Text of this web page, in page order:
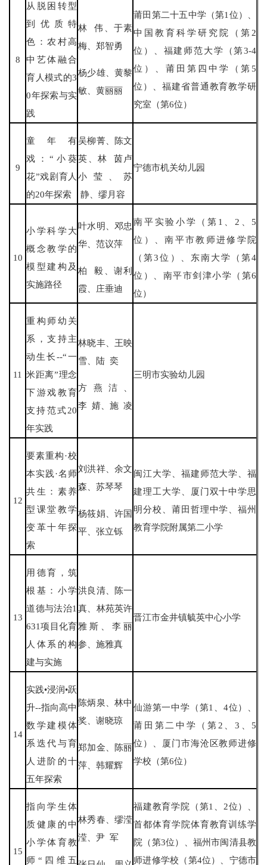
8
从脱困转型
到优质特
色：农村高
中艺体融合
育人模式的3
0年探索与实
践
林 伟、于素
梅、郑智勇
杨少雄、黄黎
敏、黄丽丽
莆田第二十五中学（第1位）、
中国教育科学研究院（第2
位）、福建师范大学（第3-4
位）、莆田第四中学（第5
位）、福建省普通教育教学研
究室（第6位）
9
童年有
戏：“小葵
花”戏剧育人
的20年探索
吴柳菁、陈文
英、林 茵卢
小莹、苏
静、缪月容
宁德市机关幼儿园
10
小学科学大
概念教学的
模型建构及
实施路径
叶水明、邓忠
华、范议萍
柏 毅、谢利
霞、庄垂迪
南平实验小学（第1、2、5
位）、南平市教师进修学院
（第3位）、东南大学（第4
位）、南平市剑津小学（第6
位）
11
重构师幼关
系，支持主
动生长--“一
米距离”理念
下游戏教育
支持范式20
年实践
林晓丰、王映
雪、陆 奕
方燕洁、
李 婧、施 凌
三明市实验幼儿园
12
要素重构·校
本实践·名师
共生：素养
型课堂教学
变革十年探
索
刘洪祥、余文
森、苏琴琴
杨筱娟、许国
平、张立铄
闽江大学、福建师范大学、福
建理工大学、厦门双十中学思
明分校、莆田哲理中学、福州
教育学院附属第二小学
13
用德育，筑
根基：小学
道德与法治1
631项目化育
人体系的构
建与实施
洪良清、陈一
真、林苑英许
雅斯、李丽
参、施雅真
晋江市金井镇毓英中心小学
14
实践•浸润•跃
升--指向高中
数学建模体
系迭代与育
人进阶的十
五年探索
陈炳泉、林中
奖、谢晓琼
郑加金、陈丽
萍、韩耀辉
仙游第一中学（第1、4位）、
莆田第二中学（第2、3、5
位）、厦门市海沧区教师进修
学校（第6位）
15
指向学生体
质健康的中
小学体育教
师“四维五
林秀春、缪滢
滢、尹 军
福建教育学院（第1、2位）、
首都体育学院体育教育训练学
院（第3位）、福州市闽清县教
师进修学校（第4位）、宁德市